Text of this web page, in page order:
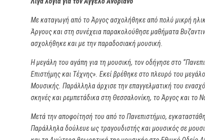
Με καταγωγή από το Άργος ασχολήθηκε από πολύ μικρή
Άργους και στη συνέχεια παρακολούθησε μαθήματα
ασχολήθηκε και με την παραδοσιακή μουσική.
Η μεγάλη του αγάπη για τη μουσική, τον οδήγησε στο
Επιστήμης και Τέχνης». Εκεί βρέθηκε στο πλευρό του
Μουσικής. Παράλληλα άρχισε την επαγγελματική του
σκηνές και ρεμπετάδικα στη Θεσσαλονίκη, το Άργος και το
Μετά την αποφοίτησή του από το Πανεπιστήμιο,
Παράλληλα δούλευε ως τραγουδιστής και μουσικός σε